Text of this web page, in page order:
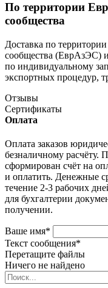
По территории
сообщества
Доставка по
сообщества (ЕврАзЭС) и
по индивидуальному
экспортных процедур,
Отзывы
Сертификаты
Оплата
Оплата заказов
безналичному расчёту.
сформирован счёт на
и оплатить. Денежные
течение 2-3 рабочих
для бухгалтерии
получении.
Ваше имя*
Текст сообщения*
Перетащите файлы
Ничего не найдено